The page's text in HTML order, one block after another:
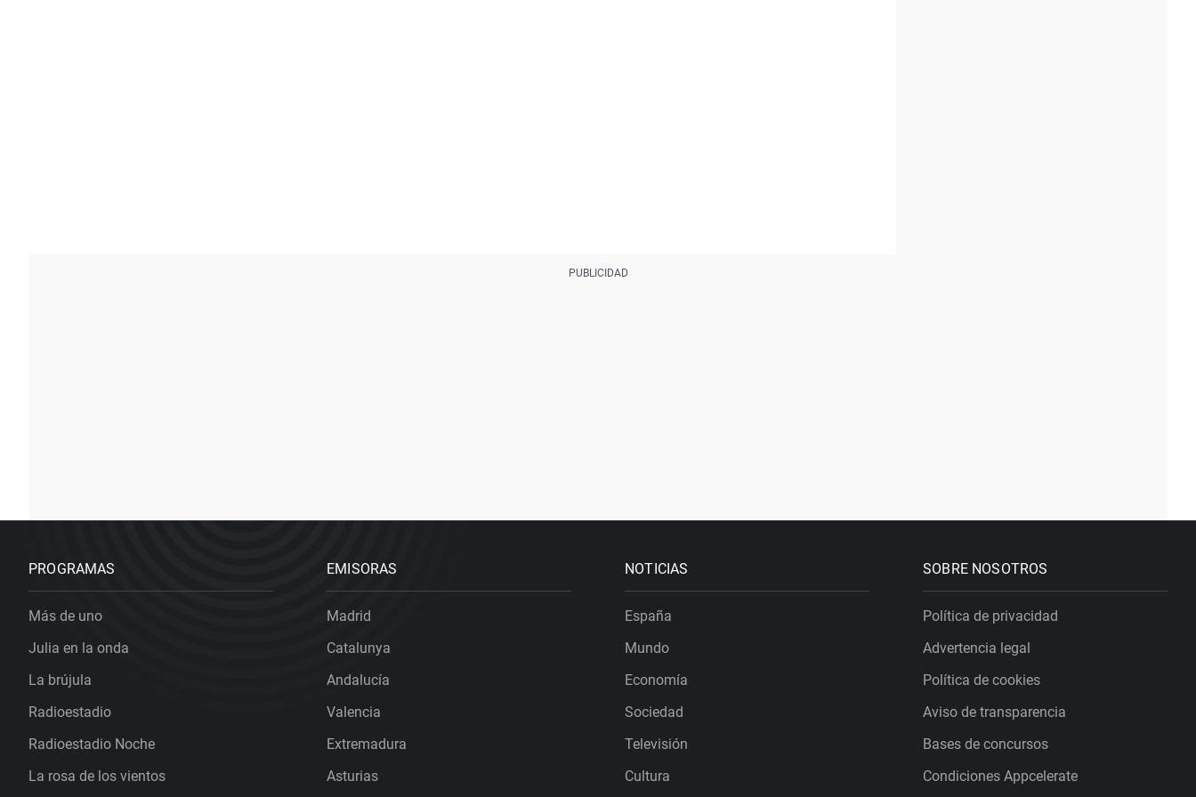
PROGRAMAS
Más de uno
Julia en la onda
La brújula
Radioestadio
Radioestadio Noche
La rosa de los vientos
EMISORAS
Madrid
Catalunya
Andalucía
Valencia
Extremadura
Asturias
NOTICIAS
España
Mundo
Economía
Sociedad
Televisión
Cultura
SOBRE NOSOTROS
Política de privacidad
Advertencia legal
Política de cookies
Aviso de transparencia
Bases de concursos
Condiciones Appcelerate